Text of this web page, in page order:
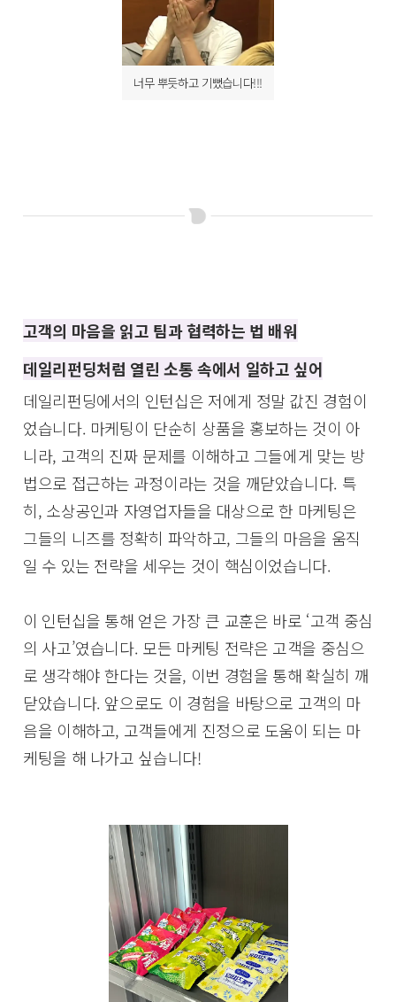
너무 뿌듯하고 기뻤습니다!!!
고객의 마음을 읽고 팀과 협력하는 법 배워
데일리펀딩처럼 열린 소통 속에서 일하고 싶어
데일리펀딩에서의 인턴십은 저에게 정말 값진 경험이
었습니다. 마케팅이 단순히 상품을 홍보하는 것이 아
니라, 고객의 진짜 문제를 이해하고 그들에게 맞는 방
법으로 접근하는 과정이라는 것을 깨닫았습니다. 특
히, 소상공인과 자영업자들을 대상으로 한 마케팅은
그들의 니즈를 정확히 파악하고, 그들의 마음을 움직
일 수 있는 전략을 세우는 것이 핵심이었습니다.
이 인턴십을 통해 얻은 가장 큰 교훈은 바로 ‘고객 중심
의 사고’였습니다. 모든 마케팅 전략은 고객을 중심으
로 생각해야 한다는 것을, 이번 경험을 통해 확실히 깨
닫았습니다. 앞으로도 이 경험을 바탕으로 고객의 마
음을 이해하고, 고객들에게 진정으로 도움이 되는 마
케팅을 해 나가고 싶습니다!